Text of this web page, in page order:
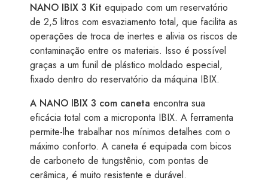
NANO IBIX 3 Kit equipado com um reservatório
de 2,5 litros com esvaziamento total, que facilita as
operações de troca de inertes e alivia os riscos de
contaminação entre os materiais. Isso é possível
graças a um funil de plástico moldado especial,
fixado dentro do reservatório da máquina IBIX.
A NANO IBIX 3 com caneta encontra sua
eficácia total com a microponta IBIX. A ferramenta
permite-lhe trabalhar nos mínimos detalhes com o
máximo conforto. A caneta é equipada com bicos
de carboneto de tungstênio, com pontas de
cerâmica, é muito resistente e durável.